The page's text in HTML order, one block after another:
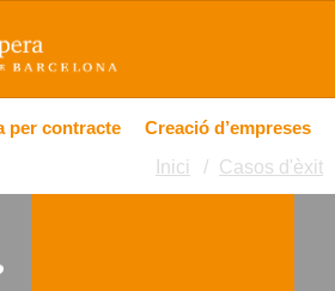
per contracte Creació d’empreses
Inici
Casos d'èxit